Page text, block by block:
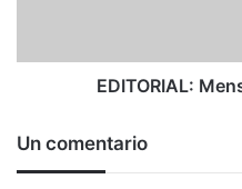
EDITORIAL:
Un comentario